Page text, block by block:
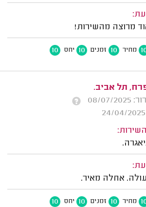
מרוצה מהשירות!
מחיר 10 זמנים 10 יחס 10
תל אביב.
2025
אחלה מאיר.
מחיר 10 זמנים 10 יחס 10